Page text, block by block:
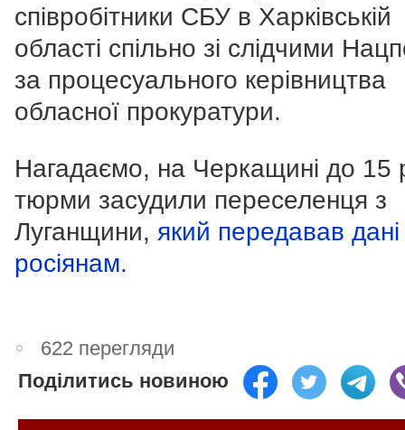
співробітники СБУ в Харківській
області спільно зі слідчими
за процесуального керівництва
обласної прокуратури.
Нагадаємо, на Черкащині до 15
тюрми засудили переселенця з
Луганщини, який передавав дані
росіянам.
622 перегляди
Поділитись новиною